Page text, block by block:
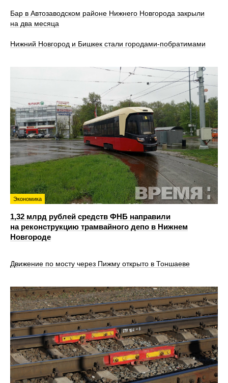
Бар в Автозаводском районе Нижнего Новгорода закрыли
на два месяца
Нижний Новгород и Бишкек стали городами-побратимами
Экономика
1,32 млрд рублей средств ФНБ направили
на реконструкцию трамвайного депо в Нижнем
Новгороде
Движение по мосту через Пижму открыто в Тоншаеве